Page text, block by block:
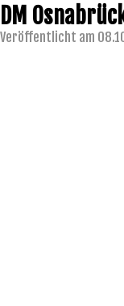
DM
Veröffentlicht am